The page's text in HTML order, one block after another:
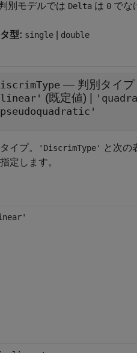
別モデルでは Delta は 0 でな
型: single double
— 判別タイプ
(既定値) |
イプ。 'DiscrimType'
と次の
定します。